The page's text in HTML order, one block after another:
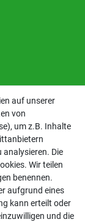
auf unserer
von
um z.B. Inhalte
analysieren. Die
Wir teilen
benennen.
aufgrund eines
kann erteilt oder
und die